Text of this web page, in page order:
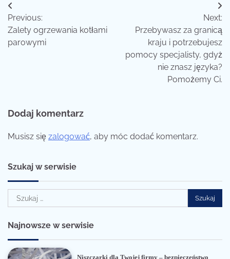
Nawigacja
wpisu
Previous:
Zalety ogrzewania kotłami
parowymi
Next:
Przebywasz za granicą
kraju i potrzebujesz
pomocy specjalisty, gdyż
nie znasz języka?
Pomożemy Ci.
Dodaj komentarz
Musisz się zalogować, aby móc dodać komentarz.
Szukaj w serwisie
Szukaj:
Najnowsze w serwisie
Niszczarki dla Twojej firmy – bezpieczeństwo